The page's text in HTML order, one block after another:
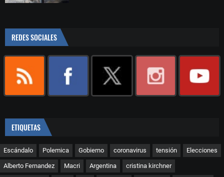
REDES SOCIALES
ETIQUETAS
Escándalo Polemica Gobierno coronavirus tensión Elecciones
Alberto Fernandez Macri Argentina cristina kirchner